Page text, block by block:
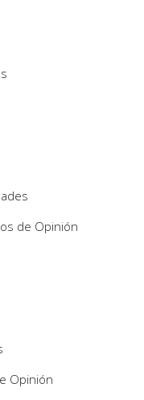
de Opinión
Opinión